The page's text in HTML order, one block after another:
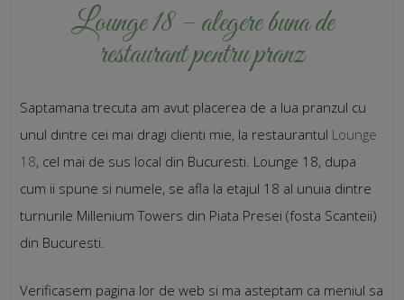
Lounge 18 – alegere buna de
restaurant pentru pranz
Saptamana trecuta am avut placerea de a lua pranzul cu
unul dintre cei mai dragi clienti mie, la restaurantul Lounge
18, cel mai de sus local din Bucuresti. Lounge 18, dupa
cum ii spune si numele, se afla la etajul 18 al unuia dintre
turnurile Millenium Towers din Piata Presei (fosta Scanteii)
din Bucuresti.
Verificasem pagina lor de web si ma asteptam ca meniul sa